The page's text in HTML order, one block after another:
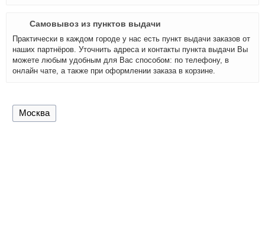
Самовывоз из пунктов выдачи
Практически в каждом городе у нас есть пункт выдачи заказов от
наших партнёров. Уточнить адреса и контакты пункта выдачи Вы
можете любым удобным для Вас способом: по телефону, в
онлайн чате, а также при оформлении заказа в корзине.
Москва